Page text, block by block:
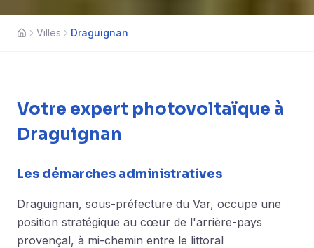
AccueilVilles Draguignan
Votre expert photovoltaïque à
Draguignan
Les démarches administratives
Draguignan, sous-préfecture du Var, occupe une
position stratégique au cœur de l'arrière-pays
provençal, à mi-chemin entre le littoral